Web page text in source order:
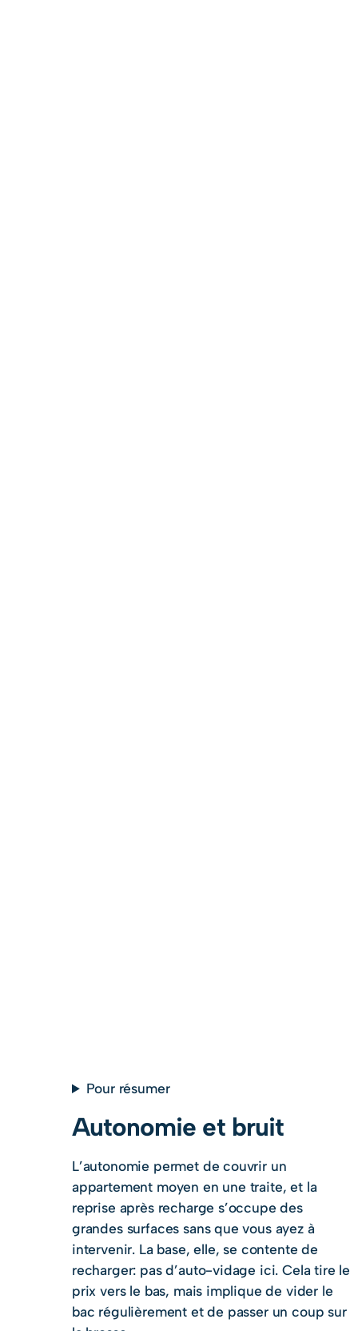
Pour résumer
Autonomie et bruit
L’autonomie permet de couvrir un
appartement moyen en une traite, et la
reprise après recharge s’occupe des
grandes surfaces sans que vous ayez à
intervenir. La base, elle, se contente de
recharger: pas d’auto-vidage ici. Cela tire le
prix vers le bas, mais implique de vider le
bac régulièrement et de passer un coup sur